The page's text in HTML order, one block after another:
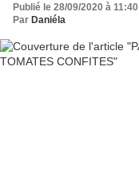
Publié le 28/09/2020 à 11:40
Par Daniéla